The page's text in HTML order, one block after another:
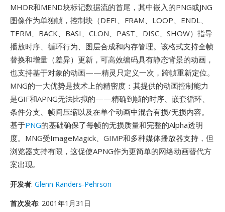
MHDR和MEND块标记数据流的首尾，其中嵌入的PNG或JNG
图像作为单独帧，控制块（DEFI、FRAM、LOOP、ENDL、
TERM、BACK、BASI、CLON、PAST、DISC、SHOW）指导
播放时序、循环行为、图层合成和内存管理。该格式支持全帧
替换和增量（差异）更新，可高效编码具有静态背景的动画，
也支持基于对象的动画——精灵只定义一次，跨帧重新定位。
MNG的一大优势是技术上的精密度：其提供的动画控制能力
是GIF和APNG无法比拟的——精确到帧的时序、嵌套循环、
条件分支、帧间压缩以及在单个动画中混合有损/无损内容。
基于PNG的基础确保了每帧的无损质量和完整的Alpha透明
度。MNG受ImageMagick、GIMP和多种媒体播放器支持，但
浏览器支持有限，这促使APNG作为更简单的网络动画替代方
案出现。
开发者: Glenn Randers-Pehrson
首次发布: 2001年1月31日